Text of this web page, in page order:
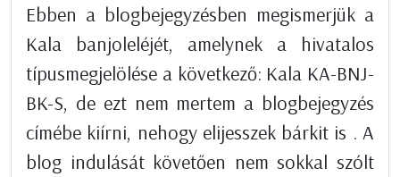
Ebben a blogbejegyzésben megismerjük a
Kala banjoleléjét, amelynek a hivatalos
típusmegjelölése a következő: Kala KA-BNJ-
BK-S, de ezt nem mertem a blogbejegyzés
címébe kiírni, nehogy elijesszek bárkit is . A
blog indulását követően nem sokkal szólt